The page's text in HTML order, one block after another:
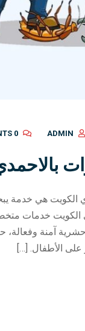
ADMIN
0 COMMENTS
الكويت هي خدمة
خدمات
آمنة وفعالة،
الأطفال. […]